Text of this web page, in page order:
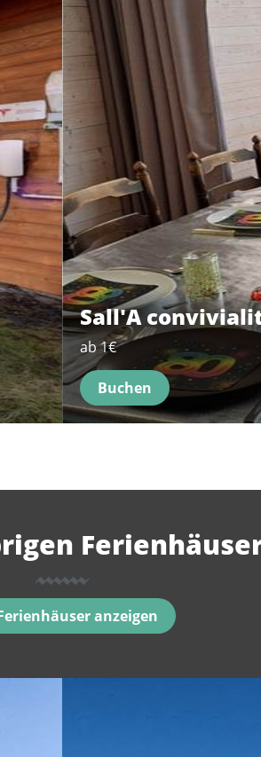
Sall'A
ab 1€
Buchen
anzeigen